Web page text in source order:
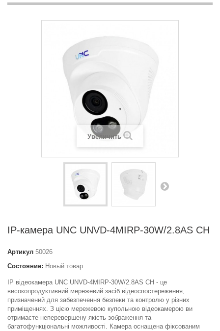
Увеличить
IP-камера UNC UNVD-4MIRP-30W/2.8AS CH
Артикул 50026
Состояние: Новый товар
IP відеокамера UNC UNVD-4MIRP-30W/2.8AS CH - це
високопродуктивний мережевий засіб відеоспостереження,
призначений для забезпечення безпеки та контролю у різних
приміщеннях. З цією мережевою купольною відеокамерою ви
отримаєте неперевершену якість зображення та
багатофункціональні можливості. Камера оснащена фіксованим